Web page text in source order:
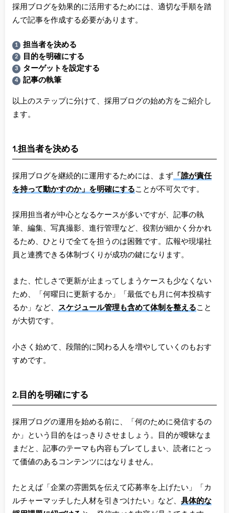
採用ブログを効果的に活用するためには、適切な手順を踏
んで記事を作成する必要があります。
担当者を決める
目的を明確にする
ターゲットを設定する
記事の執筆
以上のステップに分けて、採用ブログの始め方をご紹介し
ます。
1.担当者を決める
採用ブログを継続的に運用するためには、まず「誰が責任
を持って動かすのか」を明確にすることが不可欠です。
採用担当者が中心となるケースが多いですが、記事の執
筆、編集、写真撮影、進行管理など、役割が細かく分かれ
るため、ひとりで全てを担うのは困難です。広報や現場社
員と連携できる体制づくりが成功の鍵になります。
また、忙しさで更新が止まってしまうケースも少なくない
ため、「何曜日に更新するか」「最低でも月に何本投稿す
るか」など、 スケジュール管理も含めて体制を整えること
が大切です。
小さく始めて、段階的に関わる人を増やしていくのもおす
すめです。
2.目的を明確にする
採用ブログの運用を始める前に、「何のために発信するの
か」という目的をはっきりさせましょう。目的が曖昧なま
まだと、記事のテーマも内容もブレてしまい、読者にとっ
て価値のあるコンテンツにはなりません。
たとえば「企業の雰囲気を伝えて応募率を上げたい」「カ
ルチャーマッチした人材を引きつけたい」など、 具体的な